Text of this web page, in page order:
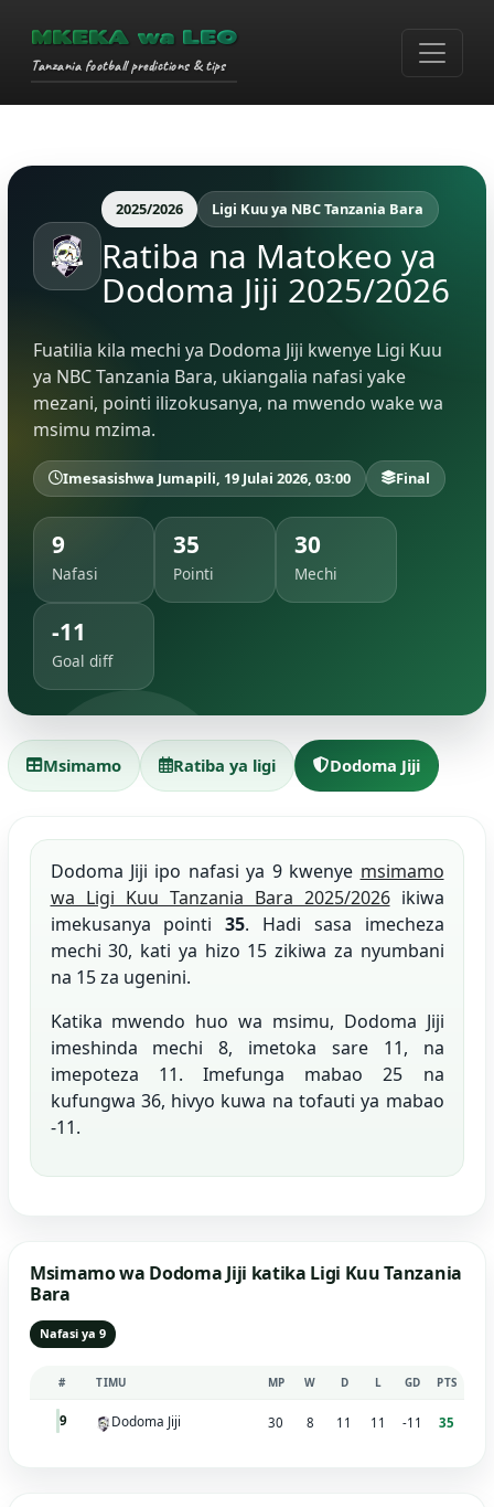
MKEKA wa LEO
Tanzania football predictions & tips
2025/2026 Ligi Kuu ya NBC Tanzania Bara
Ratiba na Matokeo ya
Dodoma Jiji 2025/2026
Fuatilia kila mechi ya Dodoma Jiji kwenye Ligi Kuu
ya NBC Tanzania Bara, ukiangalia nafasi yake
mezani, pointi ilizokusanya, na mwendo wake wa
msimu mzima.
Imesasishwa Jumapili, 19 Julai 2026, 03:00 Final
9
Nafasi
35
Pointi
30
Mechi
-11
Goal diff
Msimamo Ratiba ya ligi Dodoma Jiji
Dodoma Jiji ipo nafasi ya 9 kwenye msimamo
wa Ligi Kuu Tanzania Bara 2025/2026ikiwa
imekusanya pointi35. Hadi sasa imecheza
mechi 30, kati ya hizo 15 zikiwa za nyumbani
na 15 za ugenini.
Katika mwendo huo wa msimu, Dodoma Jiji
imeshinda mechi 8, imetoka sare 11, na
imepoteza 11. Imefunga mabao 25 na
kufungwa 36, hivyo kuwa na tofauti ya mabao
-11.
Msimamo wa Dodoma Jiji katika Ligi Kuu Tanzania
Bara
Nafasi ya 9
# TIMU MP W D L GD PTS
9 Dodoma Jiji 30 8 11 11 -11 35